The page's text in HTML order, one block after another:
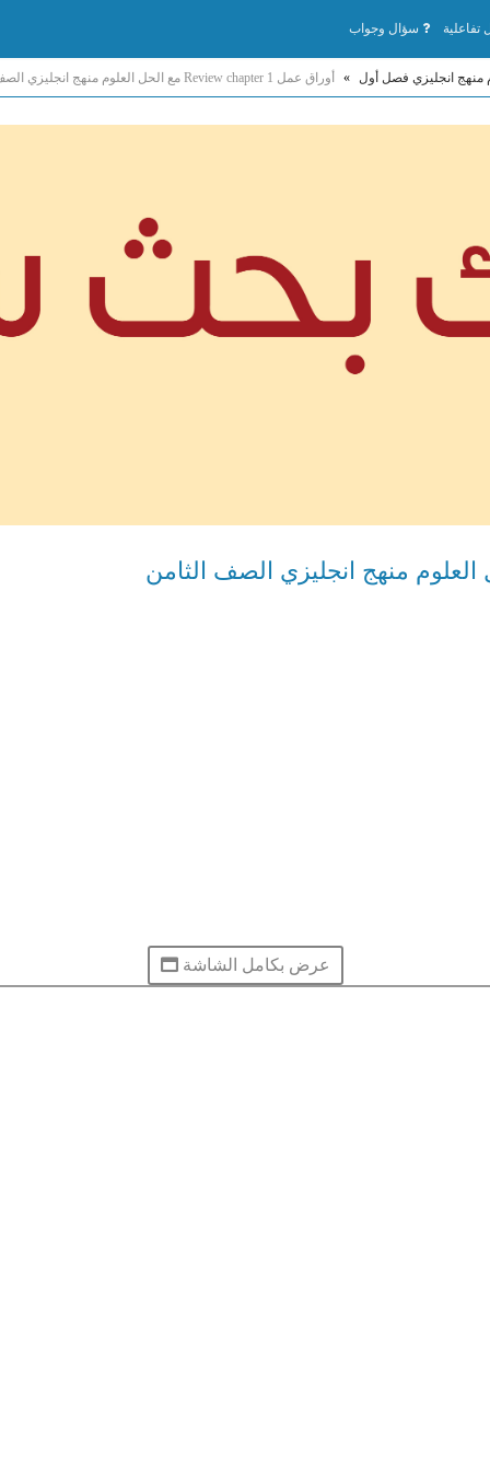
تفاعلية سؤال وجواب
منهج انجليزي فصل أول » أوراق عمل Review chapter 1 مع الحل العلوم منهج انجليزي الصف الثامن
عرض بكامل الشاشة